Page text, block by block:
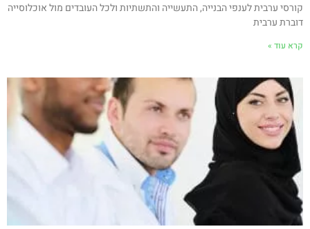
קורסי ערבית לענפי הבנייה, התעשייה והתשתיות ולכל העובדים מול אוכלוסייה
דוברת ערבית
קרא עוד »